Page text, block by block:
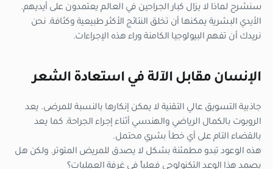
سنشرح لماذا لا يزال كبار الجراحين في العالم يعتمدون على أيديهم.
الأيدي البشرية يمكنها أن تخلق النتائج الأكثر طبيعية وكثافة. نحن
نريدك أن تفهم البيولوجيا الكامنة وراء هذه الإجراءات.
الإنسان مقابل الآلة في استعادة الشعر
جاذبية التسويق عالي التقنية لا يمكن إنكارها بالنسبة للمرضى. يعد
الروبوت بالكمال الرياضي والهندسي أثناء إجراء الجراحة. كما يعد
بالقضاء التام على أي خطأ بشري محتمل.
هذه الوعود تبدو مطمئنة بشكل لا يصدق للمريض المتوتر. ولكن هل
يصمد هذا الوعد التكنولوجي فعلياً في غرفة العمليات؟